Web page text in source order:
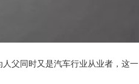
父同时又是汽车行业从业者，这一